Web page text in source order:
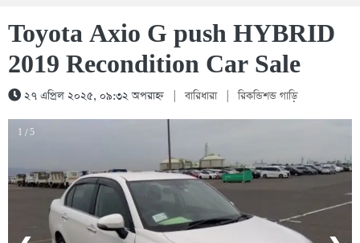
Toyota Axio G push HYBRID
2019 Recondition Car Sale
২৭ এপ্রিল ২০২৫, ০৯:৩২ অপরাহ্ন বারিধারা রিকন্ডিশন্ড গাড়ি
1 / 5